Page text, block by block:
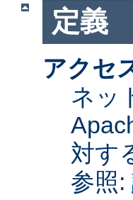
定義
アクセ
ネッ
対す
参照: